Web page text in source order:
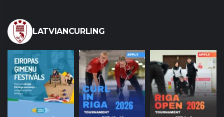
LATVIANCURLING